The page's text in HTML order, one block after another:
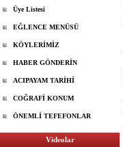
Üye Listesi
EĞLENCE MENÜSÜ
KÖYLERİMİZ
HABER GÖNDERİN
ACIPAYAM TARİHİ
COĞRAFİ KONUM
ÖNEMLİ TEFEFONLAR
Videolar